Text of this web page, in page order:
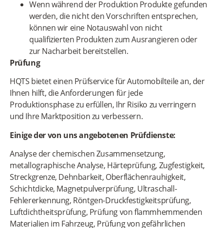
Wenn während der Produktion Produkte gefunden
werden, die nicht den Vorschriften entsprechen,
können wir eine Notauswahl von nicht
qualifizierten Produkten zum Ausrangieren oder
zur Nacharbeit bereitstellen.
Prüfung
HQTS bietet einen Prüfservice für Automobilteile an, der
Ihnen hilft, die Anforderungen für jede
Produktionsphase zu erfüllen, Ihr Risiko zu verringern
und Ihre Marktposition zu verbessern.
Einige der von uns angebotenen Prüfdienste:
Analyse der chemischen Zusammensetzung,
metallographische Analyse, Härteprüfung, Zugfestigkeit,
Streckgrenze, Dehnbarkeit, Oberflächenrauhigkeit,
Schichtdicke, Magnetpulverprüfung, Ultraschall-
Fehlererkennung, Röntgen-Druckfestigkeitsprüfung,
Luftdichtheitsprüfung, Prüfung von flammhemmenden
Materialien im Fahrzeug, Prüfung von gefährlichen